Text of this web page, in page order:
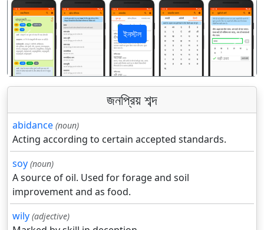
ইনস্টল
पिछला अगला
জনপ্রিয় শব্দ
abidance (noun)
Acting according to certain accepted standards.
soy (noun)
A source of oil. Used for forage and soil
improvement and as food.
wily (adjective)